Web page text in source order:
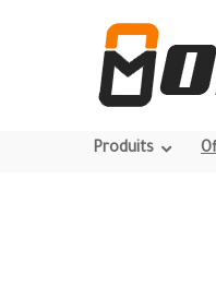
Produits